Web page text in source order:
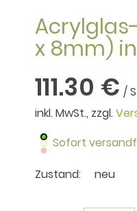
x 8mm)
111.30 € /
inkl. MwSt., zzgl.
Sofort
Zustand:
neu